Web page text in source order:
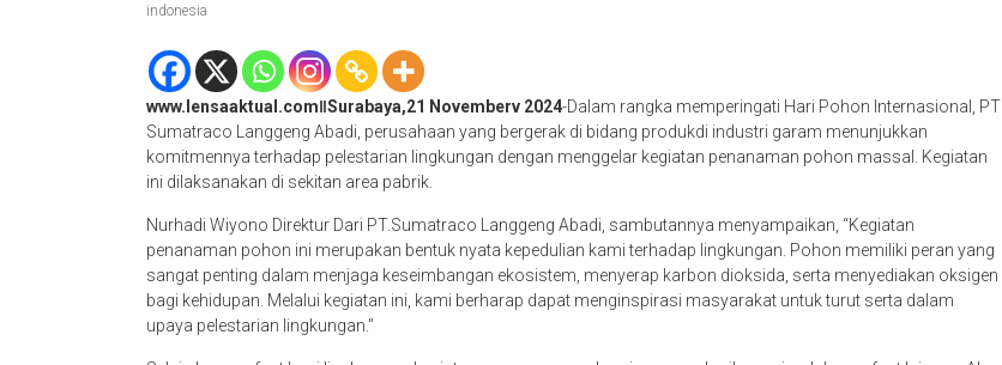
indonesia
www.lensaaktual.comǁSurabaya,21 Novemberv 2024-Dalam rangka memperingati Hari Pohon Internasional, PT
Sumatraco Langgeng Abadi, perusahaan yang bergerak di bidang produkdi industri garam menunjukkan
komitmennya terhadap pelestarian lingkungan dengan menggelar kegiatan penanaman pohon massal. Kegiatan
ini dilaksanakan di sekitan area pabrik.
Nurhadi Wiyono Direktur Dari PT.Sumatraco Langgeng Abadi, sambutannya menyampaikan, “Kegiatan
penanaman pohon ini merupakan bentuk nyata kepedulian kami terhadap lingkungan. Pohon memiliki peran yang
sangat penting dalam menjaga keseimbangan ekosistem, menyerap karbon dioksida, serta menyediakan oksigen
bagi kehidupan. Melalui kegiatan ini, kami berharap dapat menginspirasi masyarakat untuk turut serta dalam
upaya pelestarian lingkungan.”